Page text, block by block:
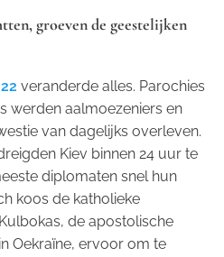
groeven de geestelijken
veranderde alles. Parochies
werden aalmoezeniers en
van dagelijks overleven.
Kiev binnen 24 uur te
diplomaten snel hun
koos de katholieke
de apostolische
Oekraïne, ervoor om te